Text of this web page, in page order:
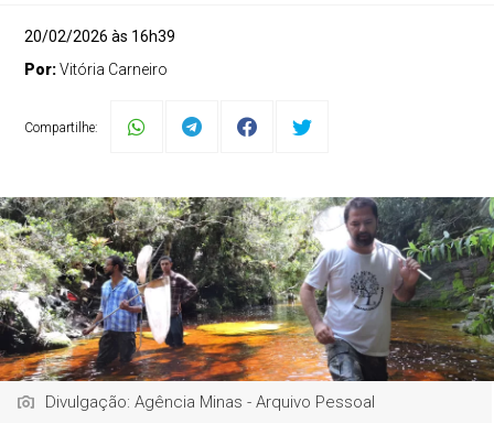
20/02/2026 às 16h39
Por:Vitória Carneiro
Compartilhe:
Divulgação: Agência Minas - Arquivo Pessoal